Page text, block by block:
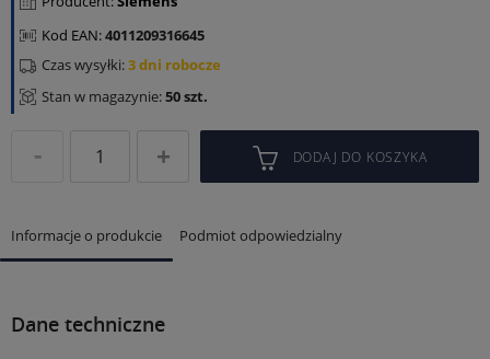
Kod EAN:4011209316645
Stan w magazynie:50 szt.
Czas wysyłki:3 dni robocze
DODAJ DO KOSZYKA
Informacje o produkcie Podmiot odpowiedzialny
Dane techniczne